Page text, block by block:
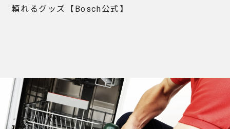
頼れるグッズ【Bosch公式】